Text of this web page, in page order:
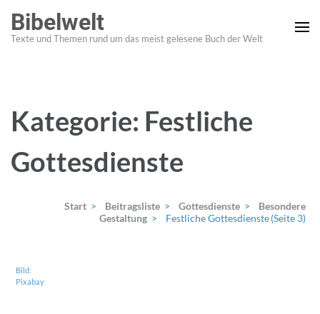
Inhalt
springen
Bibelwelt
Texte und Themen rund um das meist gelesene Buch der Welt
Kategorie: Festliche
Gottesdienste
Start > Beitragsliste > Gottesdienste >
Besondere
Gestaltung > Festliche Gottesdienste(Seite 3)
Bild:
Pixabay